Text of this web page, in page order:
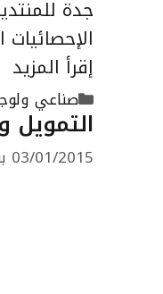
جدة
إقرأ المزيد
التصنيفات
صناعي
التمويل
03/01/2015